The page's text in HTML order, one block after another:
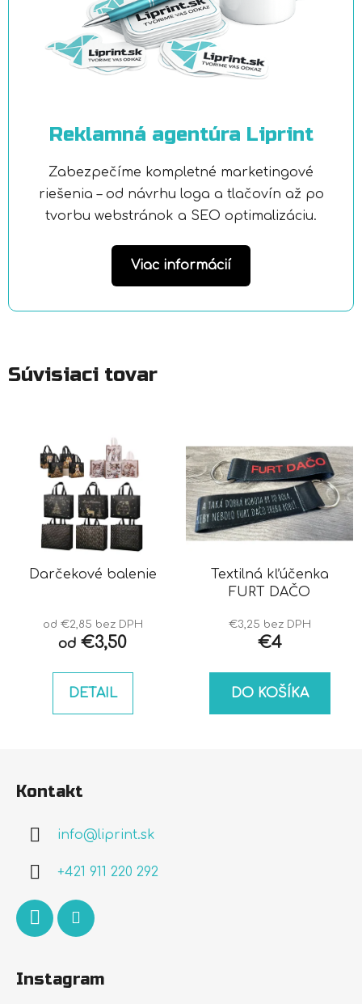
Reklamná agentúra Liprint
Zabezpečíme kompletné marketingové
riešenia – od návrhu loga a tlačovín až po
tvorbu webstránok a SEO optimalizáciu.
Viac informácií
Súvisiaci tovar
Darčekové balenie
od €2,85 bez DPH
od €3,50
DETAIL
Textilná kľúčenka
FURT DAČO
€3,25 bez DPH
€4
DO KOŠÍKA
Kontakt
info@liprint.sk
+421 911 220 292
Instagram